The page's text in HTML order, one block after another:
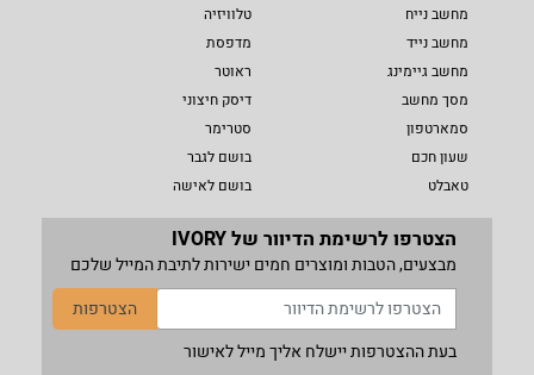
מחשב נייח
מחשב נייד
מחשב גיימינג
מסך מחשב
סמארטפון
שעון חכם
טאבלט
טלוויזיה
מדפסת
ראוטר
דיסק חיצוני
סטרימר
בושם לגבר
בושם לאישה
הצטרפו לרשימת הדיוור של IVORY
מבצעים, הטבות ומוצרים חמים ישירות לתיבת המייל שלכם
הצטרפות
בעת ההצטרפות יישלח אליך מייל לאישור